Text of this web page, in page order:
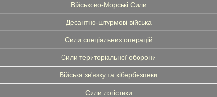
Військово-Морські Сили
Десантно-штурмові війська
Сили спеціальних операцій
Сили територіальної оборони
Війська зв'язку та кібербезпеки
Сили логістики